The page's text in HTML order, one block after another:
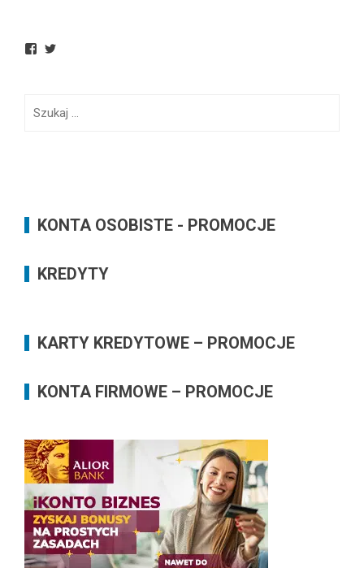
ViewView
KONTA OSOBISTE - PROMOCJE
KREDYTY
KARTY KREDYTOWE – PROMOCJE
KONTA FIRMOWE – PROMOCJE